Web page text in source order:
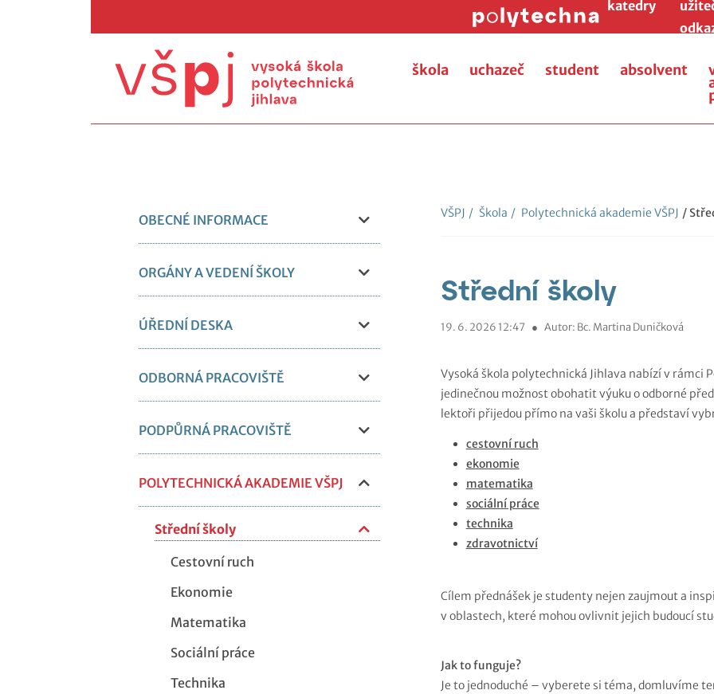
katedry
škola uchazeč student absolvent
OBECNÉ INFORMACE
ORGÁNY A VEDENÍ ŠKOLY
ÚŘEDNÍ DESKA
ODBORNÁ PRACOVIŠTĚ
PODPŮRNÁ PRACOVIŠTĚ
POLYTECHNICKÁ AKADEMIE VŠPJ
Střední školy
Cestovní ruch
Ekonomie
Matematika
Sociální práce
Technika
VŠPJ / Škola / Polytechnická akademie VŠPJ /
Střední školy
19. 6. 2026 12:47 ● Autor: Bc. Martina Duničková
Vysoká škola polytechnická Jihlava nabízí v rámci
jedinečnou možnost obohatit výuku o odborné
lektoři přijedou přímo na vaši školu a představí
cestovní ruch
ekonomie
matematika
sociální práce
technika
zdravotnictví
Cílem přednášek je studenty nejen zaujmout a
v oblastech, které mohou ovlivnit jejich budoucí
Jak to funguje?
Je to jednoduché – vyberete si téma, domluvíme